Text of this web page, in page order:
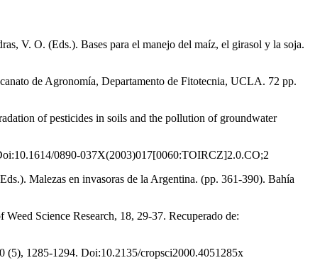
V. O. (Eds.). Bases para el manejo del maíz, el girasol y la soja.
de Agronomía, Departamento de Fitotecnia, UCLA. 72 pp.
of pesticides in soils and the pollution of groundwater
0890-037X(2003)017[0060:TOIRCZ]2.0.CO;2
Malezas en invasoras de la Argentina. (pp. 361-390). Bahía
Science Research, 18, 29-37. Recuperado de:
(5), 1285-1294. Doi:10.2135/cropsci2000.4051285x